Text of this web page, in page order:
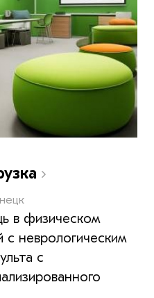
в физическом
с неврологическим
с